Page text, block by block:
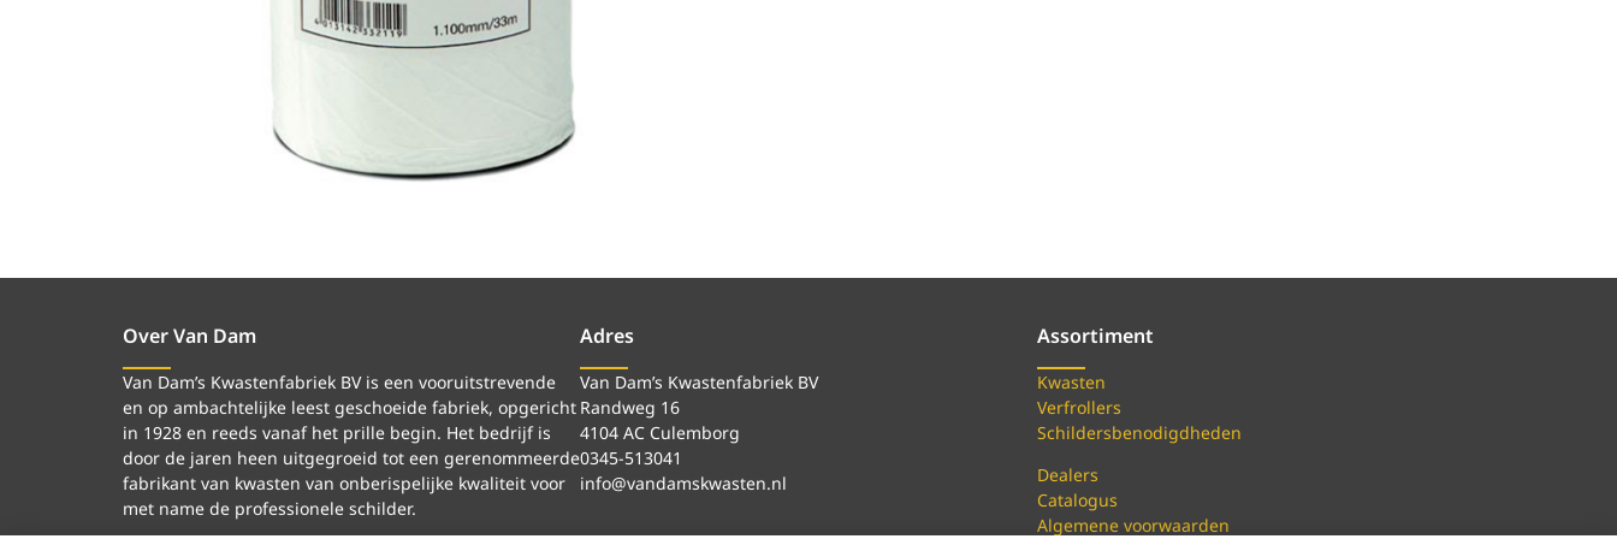
Over Van Dam
Van Dam’s Kwastenfabriek BV is een vooruitstrevende
en op ambachtelijke leest geschoeide fabriek, opgericht
in 1928 en reeds vanaf het prille begin. Het bedrijf is
door de jaren heen uitgegroeid tot een gerenommeerde
fabrikant van kwasten van onberispelijke kwaliteit voor
met name de professionele schilder.
Adres
Van Dam’s Kwastenfabriek BV
Randweg 16
4104 AC Culemborg
0345-513041
info@vandamskwasten.nl
Assortiment
Kwasten
Verfrollers
Schildersbenodigdheden
Dealers
Catalogus
Algemene voorwaarden